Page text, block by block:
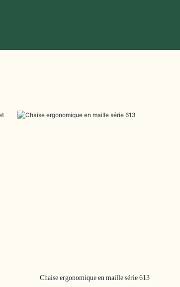
Chaise ergonomique en maille série 613